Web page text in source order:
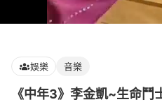
娛樂 音樂
《中年3》李金凱~生命